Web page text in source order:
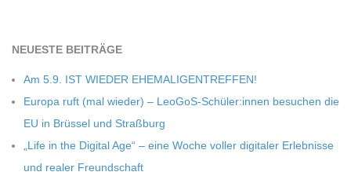
C
H
M
NEU­ESTE BEITRÄGE
Am 5.9. IST WIEDER EHEMALIGENTREFFEN!
Europa ruft (mal wie­der) – LeoGoS-Schüler:innen besu­chen die
EU in Brüs­sel und Straßburg
„Life in the Digi­tal Age“ – eine Woche vol­ler digi­ta­ler Erleb­nisse
und rea­ler Freundschaft